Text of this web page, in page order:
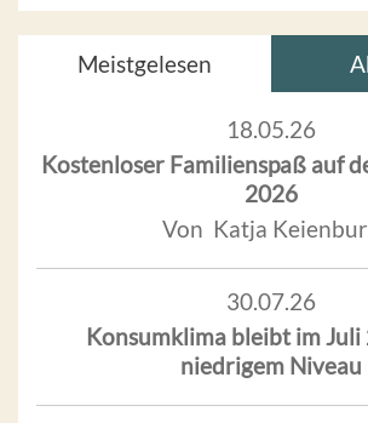
Meistgelesen
18.05.26
Kostenloser Familienspaß auf
2026
Von Katja
30.07.26
Konsumklima bleibt im Juli
niedrigem Niveau